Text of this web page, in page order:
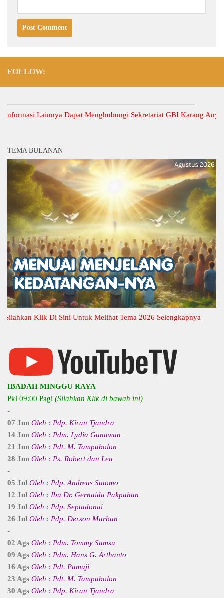
FOLLOW:
Lainnya Dapat Menghubungi Sekretariat GBI Karang Anyar.
TEMA BULANAN
Klik Di Sini Untuk Melihat Tema 2026 Selengkapnya
IBADAH MINGGU RAYA
Pkl 09:00 Pagi (Silahkan Klik di bawah ini)
-
07 Jun Oleh : Pdp. Kiran Tjandra
14 Jun Oleh : Pdm. Lydia Gunawan
21 Jun Oleh : Pdt. M. Tampubolon
28 Jun Oleh : Ps. Robert dan Lea
-
05 Jul Oleh : Pdp. Andreas Sutomo
12 Jul Oleh : Ibu Dr. Gernaida Pakpahan
19 Jul Oleh : Pdp. Septadonai
26 Jul Oleh : Pdp. Derson Marbun
-
02 Ags Oleh : Pdm. Tommy Samsu
09 Ags Oleh : Pdm. Hans G. Arthanto
16 Ags Oleh : Pdt. Pamuji
23 Ags Oleh : Pdt. M. Tampubolon
30 Ags Oleh : Pdp. Kiran Tjandra